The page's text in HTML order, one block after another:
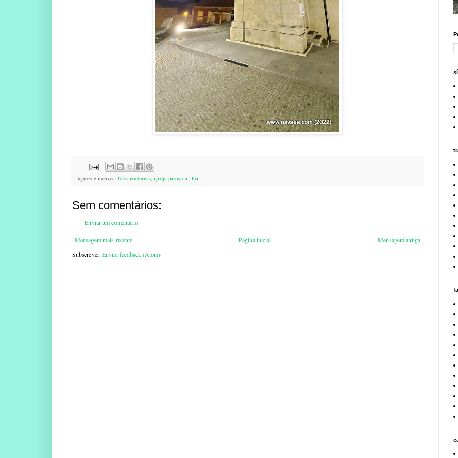
lugares e motivos: fotos nocturnas, igreja paroquial, lua
Sem comentários:
Enviar um comentário
Mensagem mais recente Mensagem antiga
Página inicial
Subscrever:Enviar feedback (Atom)